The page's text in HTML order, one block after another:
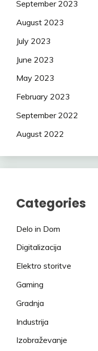
September 2023
August 2023
July 2023
June 2023
May 2023
February 2023
September 2022
August 2022
Categories
Delo in Dom
Digitalizacija
Elektro storitve
Gaming
Gradnja
Industrija
Izobraževanje